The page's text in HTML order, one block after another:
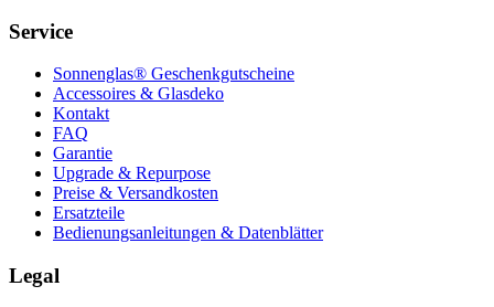
Service
Sonnenglas® Geschenkgutscheine
Accessoires & Glasdeko
Kontakt
FAQ
Garantie
Upgrade & Repurpose
Preise & Versandkosten
Ersatzteile
Bedienungsanleitungen & Datenblätter
Legal